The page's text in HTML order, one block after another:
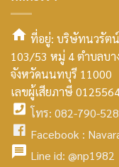
smt2
home
icon
ที่อยู่: บริษัทนวรัตน์
103/53 หมู่ 4 ตำบลบา
จังหวัดนนทบุรี 11000
เลขผู้เสียภาษี
facebook
icon
โทร: 082-790-
facebook
Facebook :
Line id: @np1982